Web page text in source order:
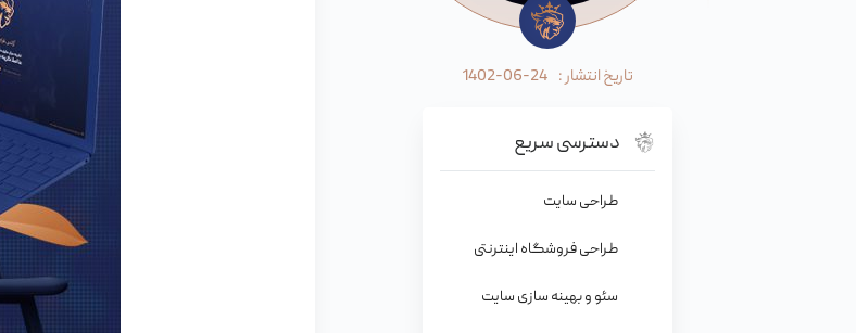
تاریخ انتشار : 1402-06-24
دسترسی سریع
طراحی سایت
طراحی فروشگاه اینترنتی
سئو و بهینه سازی سایت